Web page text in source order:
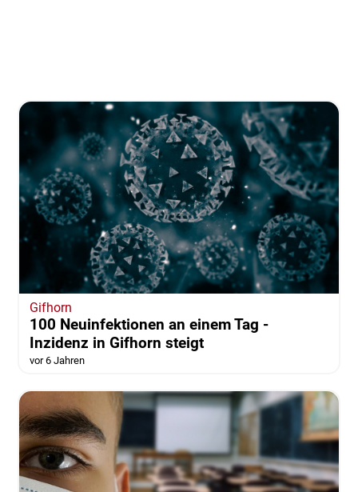
Gifhorn
100 Neuinfektionen an einem Tag -
Inzidenz in Gifhorn steigt
vor 6 Jahren